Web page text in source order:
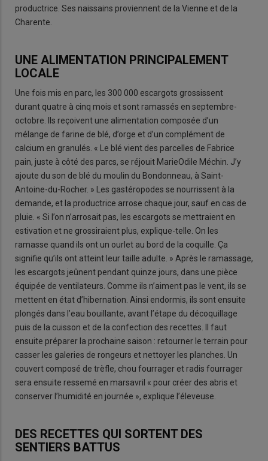
productrice. Ses naissains proviennent de la Vienne et de la
Charente.
UNE ALIMENTATION PRINCIPALEMENT
LOCALE
Une fois mis en parc, les 300 000 escargots grossissent
durant quatre à cinq mois et sont ramassés en septembre-
octobre. Ils reçoivent une alimentation composée d’un
mélange de farine de blé, d’orge et d’un complément de
calcium en granulés. « Le blé vient des parcelles de Fabrice
pain, juste à côté des parcs, se réjouit MarieOdile Méchin. J’y
ajoute du son de blé du moulin du Bondonneau, à Saint-
Antoine-du-Rocher. » Les gastéropodes se nourrissent à la
demande, et la productrice arrose chaque jour, sauf en cas de
pluie. « Si l’on n’arrosait pas, les escargots se mettraient en
estivation et ne grossiraient plus, explique-telle. On les
ramasse quand ils ont un ourlet au bord de la coquille. Ça
signifie qu’ils ont atteint leur taille adulte. » Après le ramassage,
les escargots jeûnent pendant quinze jours, dans une pièce
équipée de ventilateurs. Comme ils n’aiment pas le vent, ils se
mettent en état d’hibernation. Ainsi endormis, ils sont ensuite
plongés dans l’eau bouillante, avant l’étape du décoquillage
puis de la cuisson et de la confection des recettes. Il faut
ensuite préparer la prochaine saison : retourner le terrain pour
casser les galeries de rongeurs et nettoyer les planches. Un
couvert composé de trèfle, chou fourrager et radis fourrager
sera ensuite ressemé en marsavril « pour créer des abris et
conserver l’humidité en journée », explique l’éleveuse.
DES RECETTES QUI SORTENT DES
SENTIERS BATTUS